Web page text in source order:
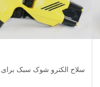
سلاح الکترو شوک سبک